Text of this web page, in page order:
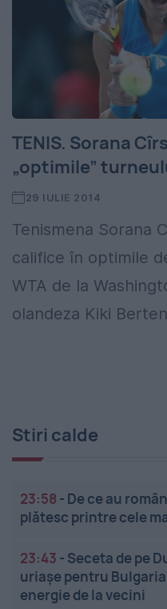
TENIS. Sorana
„optimile”
29 IULIE 2014
Tenismena Sorana
califice în optimile
WTA de la
olandeza Kiki
Stiri calde
23:58 - De ce au
plătesc printre cele
23:43 - Seceta de pe
uriașe pentru
energie de la vecini